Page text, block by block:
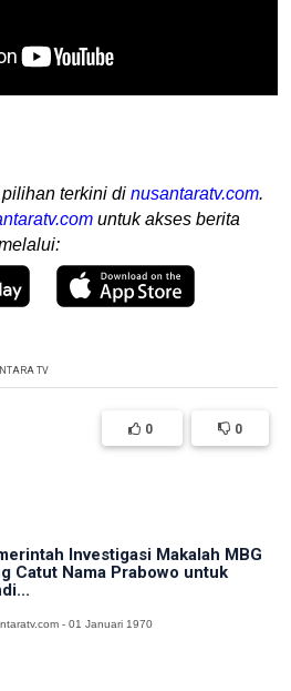
terkini di nusantaratv.com.
untuk akses berita
TV
0 0
Investigasi Makalah MBG
Catut Nama Prabowo untuk
- 01 Januari 1970